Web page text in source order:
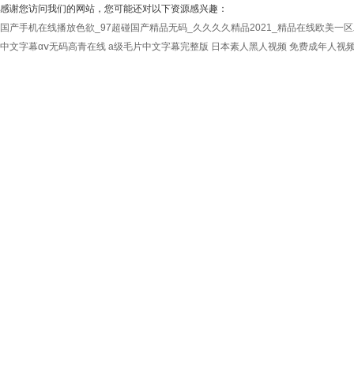
感谢您访问我们的网站，您可能还对以下资源感兴趣：
国产手机在线播放色欲_97超碰国产精品无码_久久久久精品2021_精品在线欧美一
中文字幕αⅴ无码高青在线 a级毛片中文字幕完整版 日本素人黑人视频 免费成年人视